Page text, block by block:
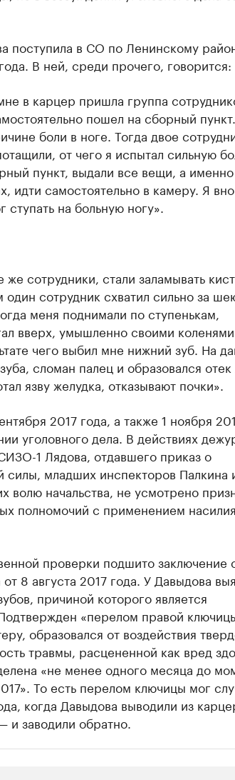
поступила в СО по Ленинскому
В ней, среди прочего, говорится:
в карцер пришла группа
пошел на сборный
боли в ноге. Тогда двое
от чего я испытал сильную
пункт, выдали все вещи, а именно
идти самостоятельно в камеру. Я
ступать на больную ногу».
же сотрудники, стали заламывать
один сотрудник схватил сильно за
меня поднимали по ступенькам,
вверх, умышленно своими
чего выбил мне нижний зуб. На
сломан палец и образовался отек
язву желудка, отказывают почки».
2017 года, а также 1 ноября
уголовного дела. В действиях
1 Лядова, отдавшего приказ о
силы, младших инспекторов Палкина
волю начальства, не усмотрено
полномочий с применением
проверки подшито заключение
8 августа 2017 года. У Давыдова
причиной которого является
«перелом правой
образовался от воздействия
травмы, расцененной как вред
«не менее одного месяца до
То есть перелом ключицы мог
когда Давыдова выводили из
заводили обратно.